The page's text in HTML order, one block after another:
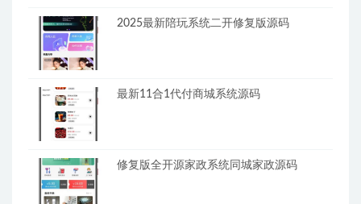
2025最新陪玩系统二开修复版源码
最新11合1代付商城系统源码
修复版全开源家政系统同城家政源码